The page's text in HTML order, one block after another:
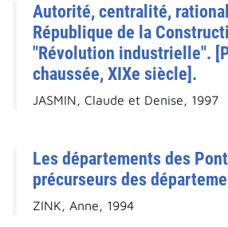
Autorité, centralité,
République de la
"Révolution industrielle".
chaussée, XIXe siècle].
JASMIN, Claude et Denise, 1997
Les départements des
précurseurs des
ZINK, Anne, 1994